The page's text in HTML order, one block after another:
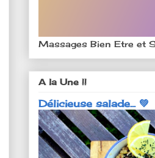
Massages Bien Etre et
A la Une !!
Délicieuse salade... 💚